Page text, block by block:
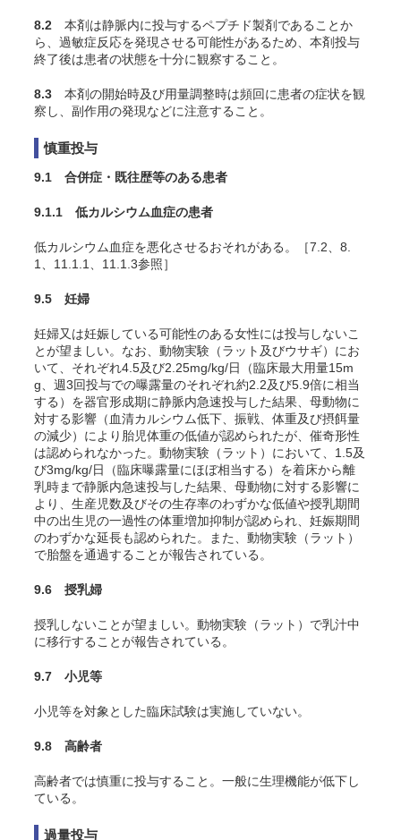
8.2 本剤は静脈内に投与するペプチド製剤であることか
ら、過敏症反応を発現させる可能性があるため、本剤投与
終了後は患者の状態を十分に観察すること。
8.3 本剤の開始時及び用量調整時は頻回に患者の症状を観
察し、副作用の発現などに注意すること。
慎重投与
9.1 合併症・既往歴等のある患者
9.1.1 低カルシウム血症の患者
低カルシウム血症を悪化させるおそれがある。［7.2、8.
1、11.1.1、11.1.3参照］
9.5 妊婦
妊婦又は妊娠している可能性のある女性には投与しないこ
とが望ましい。なお、動物実験（ラット及びウサギ）にお
いて、それぞれ4.5及び2.25mg/kg/日（臨床最大用量15m
g、週3回投与での曝露量のそれぞれ約2.2及び5.9倍に相当
する）を器官形成期に静脈内急速投与した結果、母動物に
対する影響（血清カルシウム低下、振戦、体重及び摂餌量
の減少）により胎児体重の低値が認められたが、催奇形性
は認められなかった。動物実験（ラット）において、1.5及
び3mg/kg/日（臨床曝露量にほぼ相当する）を着床から離
乳時まで静脈内急速投与した結果、母動物に対する影響に
より、生産児数及びその生存率のわずかな低値や授乳期間
中の出生児の一過性の体重増加抑制が認められ、妊娠期間
のわずかな延長も認められた。また、動物実験（ラット）
で胎盤を通過することが報告されている。
9.6 授乳婦
授乳しないことが望ましい。動物実験（ラット）で乳汁中
に移行することが報告されている。
9.7 小児等
小児等を対象とした臨床試験は実施していない。
9.8 高齢者
高齢者では慎重に投与すること。一般に生理機能が低下し
ている。
過量投与